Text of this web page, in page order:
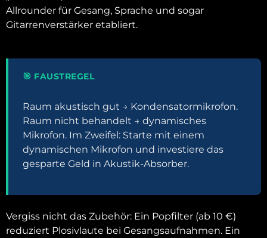
Allrounder für Gesang, Sprache und sogar
Gitarrenverstärker etabliert.
🎯 FAUSTREGEL
Raum akustisch gut → Kondensatormikrofon.
Raum nicht behandelt → dynamisches
Mikrofon. Im Zweifel: Starte mit einem
dynamischen Mikrofon und investiere das
gesparte Geld in Akustik-Absorber.
Vergiss nicht das Zubehör: Ein Popfilter (ab 10 €)
reduziert Plosivlaute bei Gesangsaufnahmen. Ein